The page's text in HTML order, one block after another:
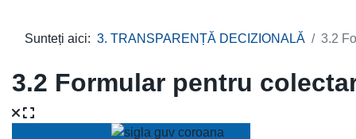
Sunteți aici: 3. TRANSPARENȚĂ DECIZIONALĂ 3.2
3.2 Formular pentru